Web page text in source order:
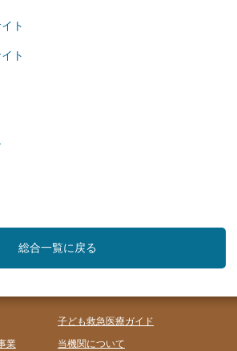
ト
ト
総合一覧に戻る
子ども救急医療ガイド
業
当機関について